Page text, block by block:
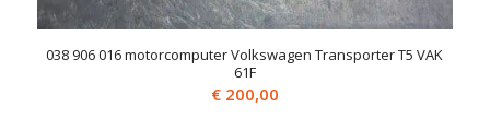
038 906 016 motorcomputer Volkswagen Transporter T5 VAK
61F
€200,00